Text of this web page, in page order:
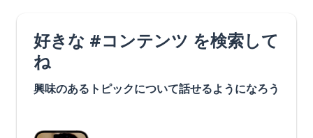
好きな #コンテンツ を検索して
ね
興味のあるトピックについて話せるようになろう